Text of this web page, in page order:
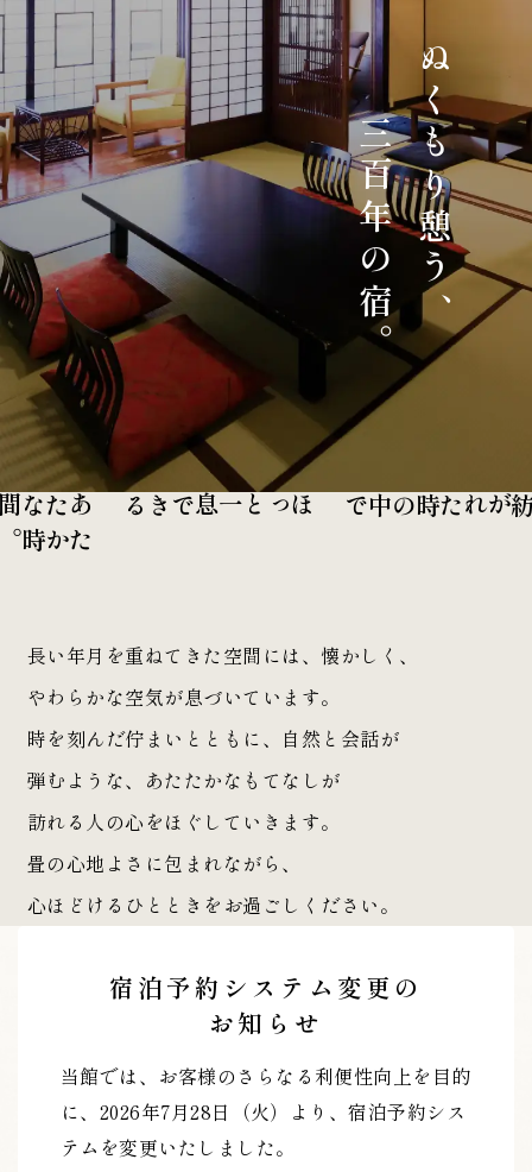
ぬくもり憩う、
三百年の宿。
紡がれた時の中で
ほっと一息できる
あ
た
た
か
な
時
間
長い年月を重ねてきた空間には、 懐かしく、
やわらかな空気が息づいています。
時を刻んだ佇まいとともに、 自然と会話が
弾むような、 あたたかなもてなしが
訪れる人の心をほぐしていきます。
畳の心地よさに包まれながら、
心ほどけるひとときをお過ごしください。
宿泊予約システム変更の
お知らせ
当館では、お客様のさらなる利便性向上を目的
に、 2026年7月28日（火）より、宿泊予約シス
テムを変更いたしました。